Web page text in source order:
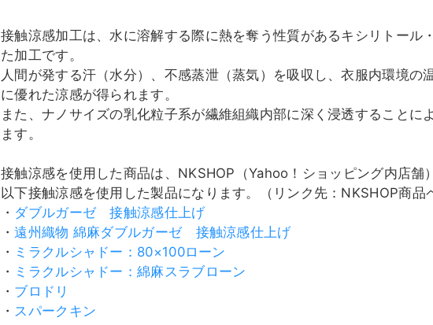
接触涼感加工は、水に溶解する際に熱を奪う性質があるキシリトール
た加工です。
人間が発する汗（水分）、不感蒸泄（蒸気）を吸収し、衣服内環境の
に優れた涼感が得られます。
また、ナノサイズの乳化粒子系が繊維組織内部に深く浸透することに
ます。
接触涼感を使用した商品は、NKSHOP（Yahoo！ショッピング内店舗
以下接触涼感を使用した製品になります。（リンク先：NKSHOP商品
・ ダブルガーゼ 接触涼感仕上げ
・遠州織物 綿麻ダブルガーゼ 接触涼感仕上げ
・ ミラクルシャドー：80×100ローン
・ ミラクルシャドー：綿麻スラブローン
・ ブロドリ
・ スパークキン